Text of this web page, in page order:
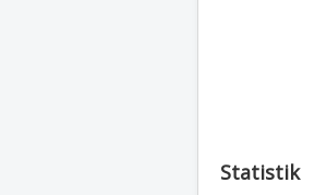
Statistik